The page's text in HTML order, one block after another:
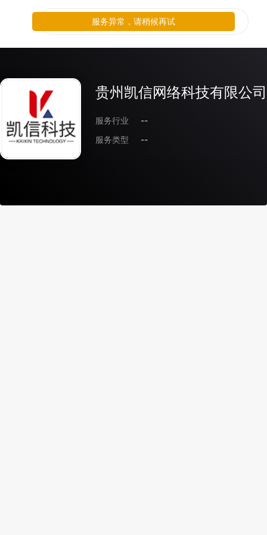
贵州凯信网络科技有限公司
服务行业
--
服务类型
--
服务异常，请稍候再试